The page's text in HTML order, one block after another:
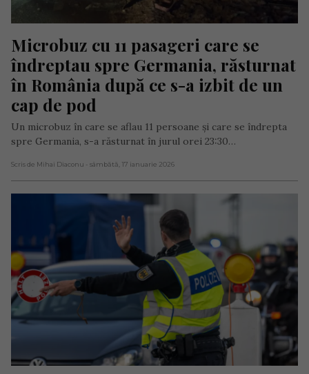
Microbuz cu 11 pasageri care se
îndreptau spre Germania, răsturnat
în România după ce s-a izbit de un
cap de pod
Un microbuz în care se aflau 11 persoane și care se îndrepta
spre Germania, s-a răsturnat în jurul orei 23:30…
Scris de Mihai Diaconu - sâmbătă, 17 ianuarie 2026